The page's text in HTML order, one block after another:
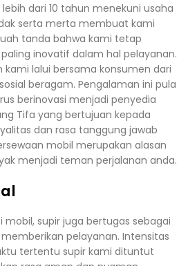
dari 10 tahun menekuni usaha
serta merta membuat kami
tanda bahwa kami tetap
inovatif dalam hal pelayanan.
kami lalui bersama konsumen dari
beragam. Pengalaman ini pula
berinovasi menjadi penyedia
Tifa yang bertujuan kepada
dan rasa tanggung jawab
mobil merupakan alasan
menjadi teman perjalanan anda.
mobil, supir juga bertugas sebagai
pelayanan. Intensitas
tertentu supir kami dituntut